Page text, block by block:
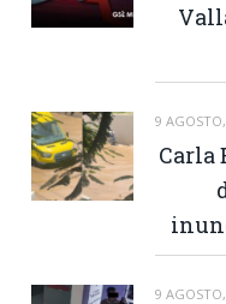
9
Carla
9